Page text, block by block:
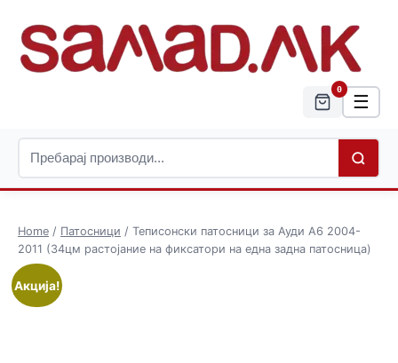
0
☰
Home / Патосници / Теписонски патосници за Ауди А6 2004-
2011 (34цм растојание на фиксатори на една задна патосница)
Акција!